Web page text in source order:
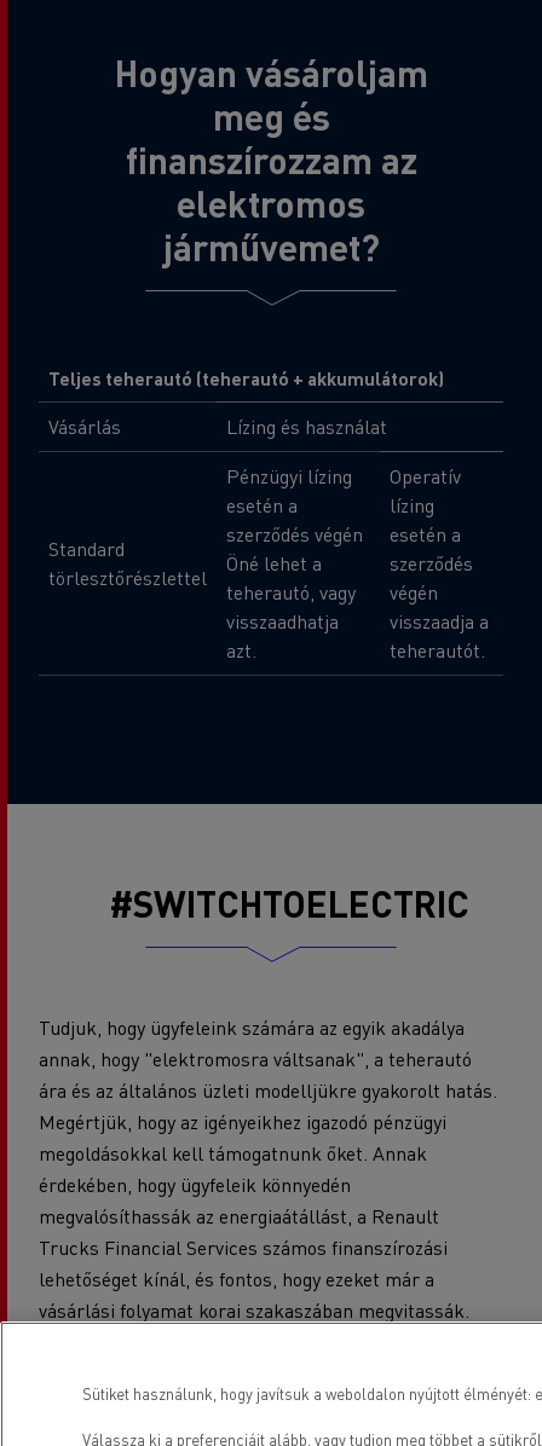
Hogyan vásároljam
meg és
finanszírozzam az
elektromos
járművemet?
Teljes teherautó (teherautó + akkumulátorok)
Vásárlás Lízing és használat
Standard
törlesztőrészlettel
Pénzügyi lízing
esetén a
szerződés végén
Öné lehet a
teherautó, vagy
visszaadhatja
azt.
Operatív
lízing
esetén a
szerződés
végén
visszaadja a
teherautót.
#SWITCHTOELECTRIC
Tudjuk, hogy ügyfeleink számára az egyik akadálya
annak, hogy "elektromosra váltsanak", a teherautó
ára és az általános üzleti modelljükre gyakorolt hatás.
Megértjük, hogy az igényeikhez igazodó pénzügyi
megoldásokkal kell támogatnunk őket. Annak
érdekében, hogy ügyfeleik könnyedén
megvalósíthassák az energiaátállást, a Renault
Trucks Financial Services számos finanszírozási
lehetőséget kínál, és fontos, hogy ezeket már a
vásárlási folyamat korai szakaszában megvitassák.
előírásoktól függően országonként eltérőek lehetnek.
Elsősorban azonban három ajánlat áll rendelkezésre
Sütiket használunk, hogy javítsuk a weboldalon nyújtott
Válassza ki a preferenciáit alább, vagytudjon meg többet a